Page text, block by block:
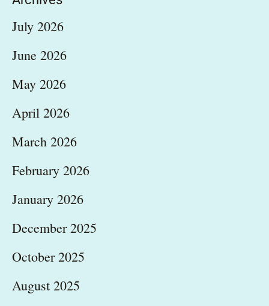
July 2026
June 2026
May 2026
April 2026
March 2026
February 2026
January 2026
December 2025
October 2025
August 2025